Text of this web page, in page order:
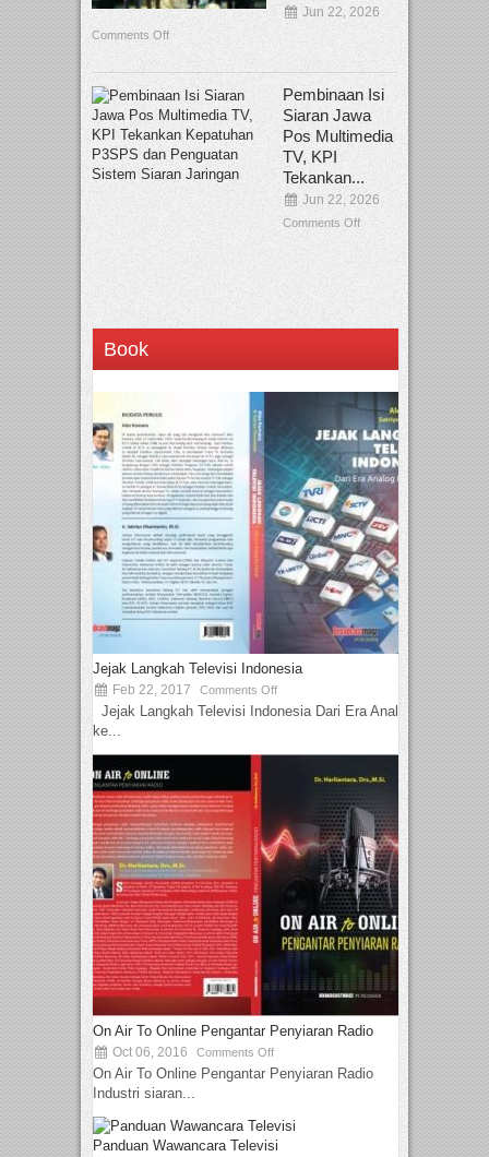
Jun 22, 2026
Comments Off
Pembinaan Isi
Siaran Jawa
Pos Multimedia
TV, KPI
Tekankan...
Jun 22, 2026
Comments Off
Book
Jejak Langkah Televisi Indonesia
Feb 22, 2017 Comments Off
Jejak Langkah Televisi Indonesia Dari Era Analog
ke...
On Air To Online Pengantar Penyiaran Radio
Oct 06, 2016 Comments Off
On Air To Online Pengantar Penyiaran Radio
Industri siaran...
Panduan Wawancara Televisi